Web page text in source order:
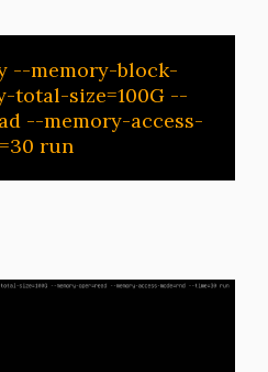
--memory-block-
total-size=100G --
--memory-access-
run